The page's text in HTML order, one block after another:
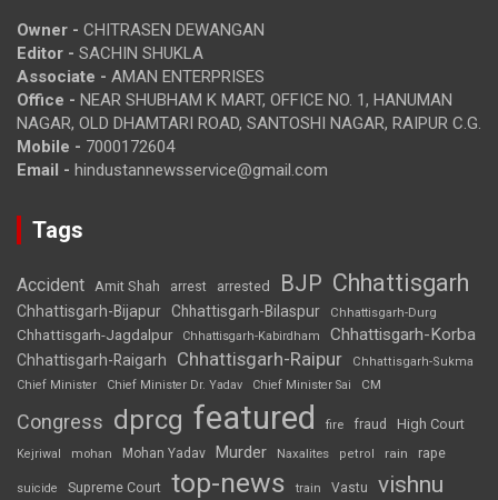
Owner - CHITRASEN DEWANGAN
Editor - SACHIN SHUKLA
Associate - AMAN ENTERPRISES
Office - NEAR SHUBHAM K MART, OFFICE NO. 1, HANUMAN
NAGAR, OLD DHAMTARI ROAD, SANTOSHI NAGAR, RAIPUR C.G.
Mobile - 7000172604
Email - hindustannewsservice@gmail.com
Tags
Accident Amit Shah arrest arrested BJP Chhattisgarh
Chhattisgarh-Bijapur Chhattisgarh-Bilaspur Chhattisgarh-Durg
Chhattisgarh-Jagdalpur Chhattisgarh-Kabirdham Chhattisgarh-Korba
Chhattisgarh-Raigarh Chhattisgarh-Raipur
Chhattisgarh-Sukma
Chief Minister
Chief Minister Dr. Yadav Chief Minister Sai CM
Congress dprcg featured fire fraud High Court
Kejriwal mohan Mohan Yadav Murder Naxalites petrol rain rape
suicide Supreme Court top-news train Vastu vishnu